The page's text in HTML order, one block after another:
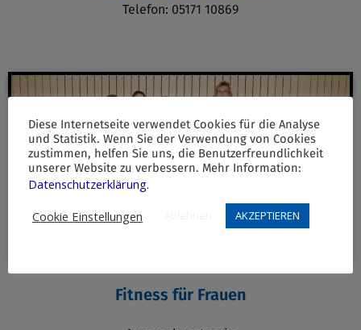
Telefon: 05171 10869
Fitness für Frauen
Diese Internetseite verwendet Cookies für die Analyse
und Statistik. Wenn Sie der Verwendung von Cookies
zustimmen, helfen Sie uns, die Benutzerfreundlichkeit
unserer Website zu verbessern. Mehr Information:
Datenschutzerklärung.
Cookie Einstellungen
AKZEPTIEREN